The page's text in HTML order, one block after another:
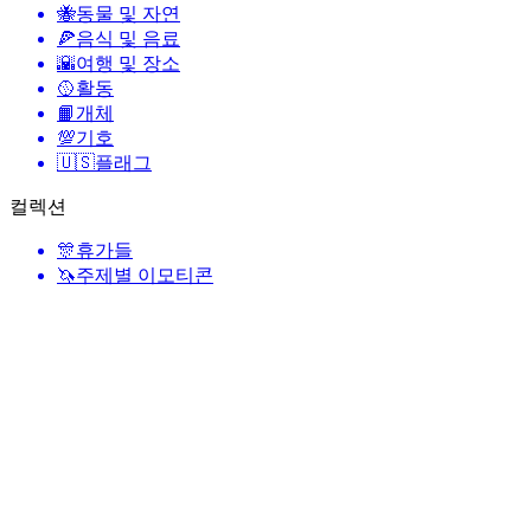
🐝동물 및 자연
🍕음식 및 음료
🌇여행 및 장소
🥎활동
📙개체
💯기호
🇺🇸플래그
컬렉션
🎊휴가들
🦄주제별 이모티콘